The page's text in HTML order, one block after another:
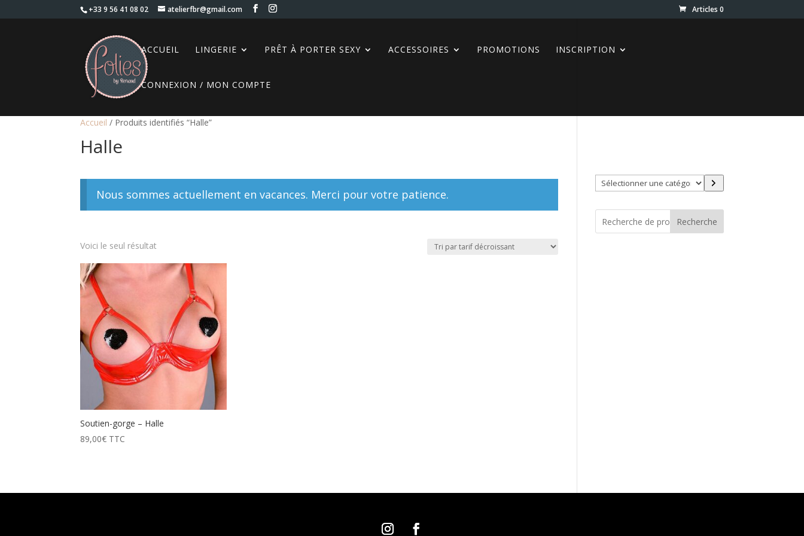
+33 9 56 41 08 02 atelierfbr@gmail.com Articles 0
ACCUEIL LINGERIE PRÊT À PORTER SEXY ACCESSOIRES PROMOTIONS INSCRIPTION
CONNEXION / MON COMPTE
Accueil / Produits identifiés “Halle”
Halle
Nous sommes actuellement en vacances. Merci pour votre patience.
Voici le seul résultat
Soutien-gorge – Halle
89,00€ TTC
Sélectionner
une
catégorie
Recherche